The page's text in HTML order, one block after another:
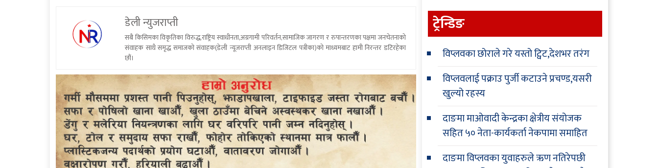
डेली न्युजराप्ती
सबै किसिमका विकृतिका विरुद्ध,राष्ट्रिय स्वाधीनता,अग्रगामी परिवर्तन,सामाजिक जागरण र रुपान्तरणका पक्षमा जनचेतनाको
संवाहक साथै समृद्ध समाजको संवाहक(डेली न्यूजराप्ती अनलाइन डिजिटल पत्रीका)को माध्यमबाट हामी निरन्तर डटिरहेका
छौं।
ट्रेन्डिङ
विप्लवका छोराले गरे यस्तो ट्विट,देशभर तरंग
विप्लवलाई पक्राउ पुर्जी कटाउने प्रचण्ड,यसरी
खुल्यो रहस्य
दाङमा माओवादी केन्द्रका क्षेत्रीय संयोजक
सहित ५० नेता-कार्यकर्ता नेकपामा समाहित
दाङमा विप्लवका युवाहरुले ऋण नतिरेपछी